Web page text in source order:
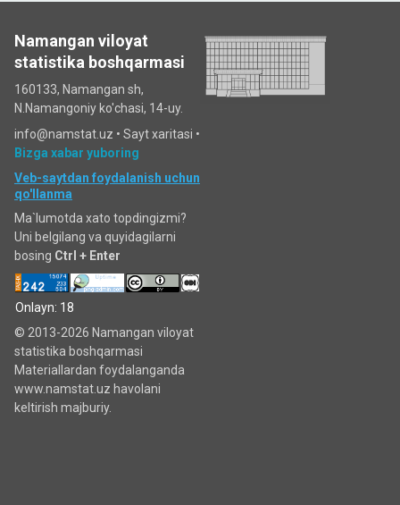
Namangan viloyat
statistika boshqarmasi
160133, Namangan sh,
N.Namangoniy ko'chasi, 14-uy.
info@namstat.uz • Sayt xaritasi •
Bizga xabar yuboring
Veb-saytdan foydalanish uchun
qo'llanma
Ma`lumotda xato topdingizmi?
Uni belgilang va quyidagilarni
bosing Ctrl + Enter
Onlayn: 18
© 2013-2026 Namangan viloyat
statistika boshqarmasi
Materiallardan foydalanganda
www.namstat.uz havolani
keltirish majburiy.